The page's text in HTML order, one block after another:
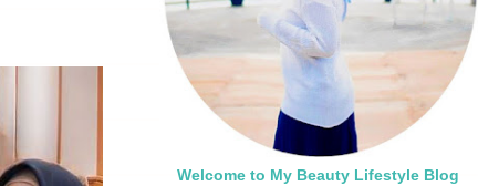
Welcome to My Beauty Lifestyle Blog